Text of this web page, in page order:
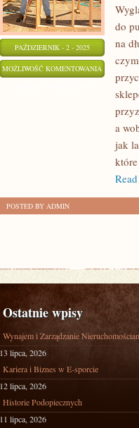
PAŹDZIERNIK - 2 - 2025
MOŻLIWOŚĆ KOMENTOWANIA WYGLĄD
HALI
do
na
a
jak
POSTED BY ADMIN
Ostatnie wpisy
Wynajem i Zarządzanie
13 lipca, 2026
Kariera i Biznes w E-sporcie
12 lipca, 2026
Historie Podopiecznych
11 lipca, 2026